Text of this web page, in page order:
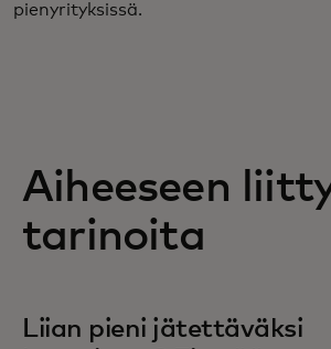
pienyrityksissä.
Aiheeseen
tarinoita
Liian pieni jätettäväksi